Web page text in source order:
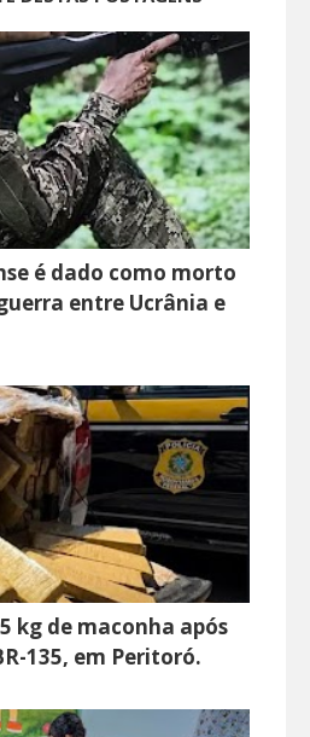
é dado como morto
entre Ucrânia e
kg de maconha após
135, em Peritoró.